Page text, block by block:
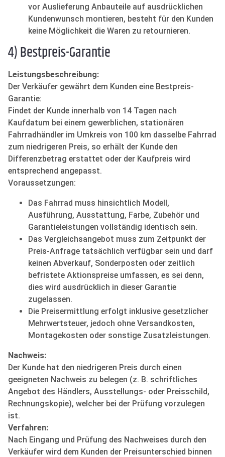
vor Auslieferung Anbauteile auf ausdrücklichen
Kundenwunsch montieren, besteht für den Kunden
keine Möglichkeit die Waren zu retournieren.
4) Bestpreis-Garantie
Leistungsbeschreibung:
Der Verkäufer gewährt dem Kunden eine Bestpreis-
Garantie:
Findet der Kunde innerhalb von 14 Tagen nach
Kaufdatum bei einem gewerblichen, stationären
Fahrradhändler im Umkreis von 100 km dasselbe Fahrrad
zum niedrigeren Preis, so erhält der Kunde den
Differenzbetrag erstattet oder der Kaufpreis wird
entsprechend angepasst.
Voraussetzungen:
Das Fahrrad muss hinsichtlich Modell,
Ausführung, Ausstattung, Farbe, Zubehör und
Garantieleistungen vollständig identisch sein.
Das Vergleichsangebot muss zum Zeitpunkt der
Preis-Anfrage tatsächlich verfügbar sein und darf
keinen Abverkauf, Sonderposten oder zeitlich
befristete Aktionspreise umfassen, es sei denn,
dies wird ausdrücklich in dieser Garantie
zugelassen.
Die Preisermittlung erfolgt inklusive gesetzlicher
Mehrwertsteuer, jedoch ohne Versandkosten,
Montagekosten oder sonstige Zusatzleistungen.
Nachweis:
Der Kunde hat den niedrigeren Preis durch einen
geeigneten Nachweis zu belegen (z. B. schriftliches
Angebot des Händlers, Ausstellungs- oder Preisschild,
Rechnungskopie), welcher bei der Prüfung vorzulegen
ist.
Verfahren:
Nach Eingang und Prüfung des Nachweises durch den
Verkäufer wird dem Kunden der Preisunterschied binnen